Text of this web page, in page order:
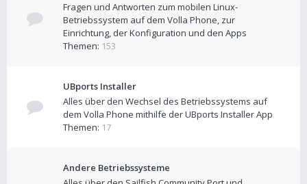
Fragen und Antworten zum mobilen Linux-
Betriebssystem auf dem Volla Phone, zur
Einrichtung, der Konfiguration und den Apps
Themen: 153
UBports Installer
Alles über den Wechsel des Betriebssystems auf
dem Volla Phone mithilfe der UBports Installer App
Themen: 17
Andere Betriebssysteme